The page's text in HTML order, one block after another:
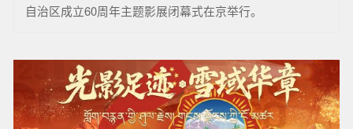
自治区成立60周年主题影展闭幕式在京举行。